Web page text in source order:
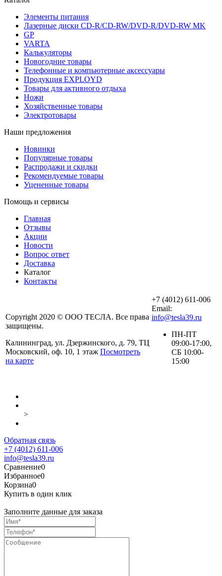
Элементы питания
Лазерные диски CD-R/CD-RW/DVD-R/DVD-RW MK
GP
VARTA
Калькуляторы
Новогодние товары
Телефонные и компьютерные аксессуары
Продукция EXPLOYD
Товары для активного отдыха
Ножи
Хозяйственные товары
Электротовары
Наши предложения
Новинки
Популярные товары
Распродажи и скидки
Рекомендуемые товары
Уцененные товары
Помощь и сервисы
Главная
Отзывы
Акции
Новости
Вопрос ответ
Доставка
Каталог
Контакты
Copyright 2020 © ООО ТЕСЛА. Все права
защищены.
Калининград, ул. Дзержинского, д. 79, ТЦ
Московский, оф. 10, 1 этаж Посмотреть
на карте
+7 (4012) 611-006
Email:
info@tesla39.ru
ПН-ПТ
09:00-17:00,
СБ 10:00-
15:00
>
Обратная связь
+7 (4012) 611-006
info@tesla39.ru
Сравнение0
Избранное0
Корзина0
Купить в один клик
Заполните данные для заказа